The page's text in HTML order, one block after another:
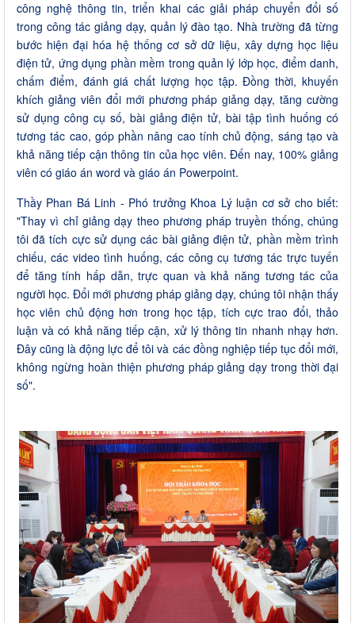
công nghệ thông tin, triển khai các giải pháp chuyển đổi số
trong công tác giảng dạy, quản lý đào tạo. Nhà trường đã từng
bước hiện đại hóa hệ thống cơ sở dữ liệu, xây dựng học liệu
điện tử, ứng dụng phần mềm trong quản lý lớp học, điểm danh,
chấm điểm, đánh giá chất lượng học tập. Đồng thời, khuyến
khích giảng viên đổi mới phương pháp giảng dạy, tăng cường
sử dụng công cụ số, bài giảng điện tử, bài tập tình huống có
tương tác cao, góp phần nâng cao tính chủ động, sáng tạo và
khả năng tiếp cận thông tin của học viên. Đến nay, 100% giảng
viên có giáo án word và giáo án Powerpoint.
Thầy Phan Bá Linh - Phó trưởng Khoa Lý luận cơ sở cho biết:
"Thay vì chỉ giảng dạy theo phương pháp truyền thống, chúng
tôi đã tích cực sử dụng các bài giảng điện tử, phần mềm trình
chiếu, các video tình huống, các công cụ tương tác trực tuyến
để tăng tính hấp dẫn, trực quan và khả năng tương tác của
người học. Đổi mới phương pháp giảng dạy, chúng tôi nhận thấy
học viên chủ động hơn trong học tập, tích cực trao đổi, thảo
luận và có khả năng tiếp cận, xử lý thông tin nhanh nhạy hơn.
Đây cũng là động lực để tôi và các đồng nghiệp tiếp tục đổi mới,
không ngừng hoàn thiện phương pháp giảng dạy trong thời đại
số".